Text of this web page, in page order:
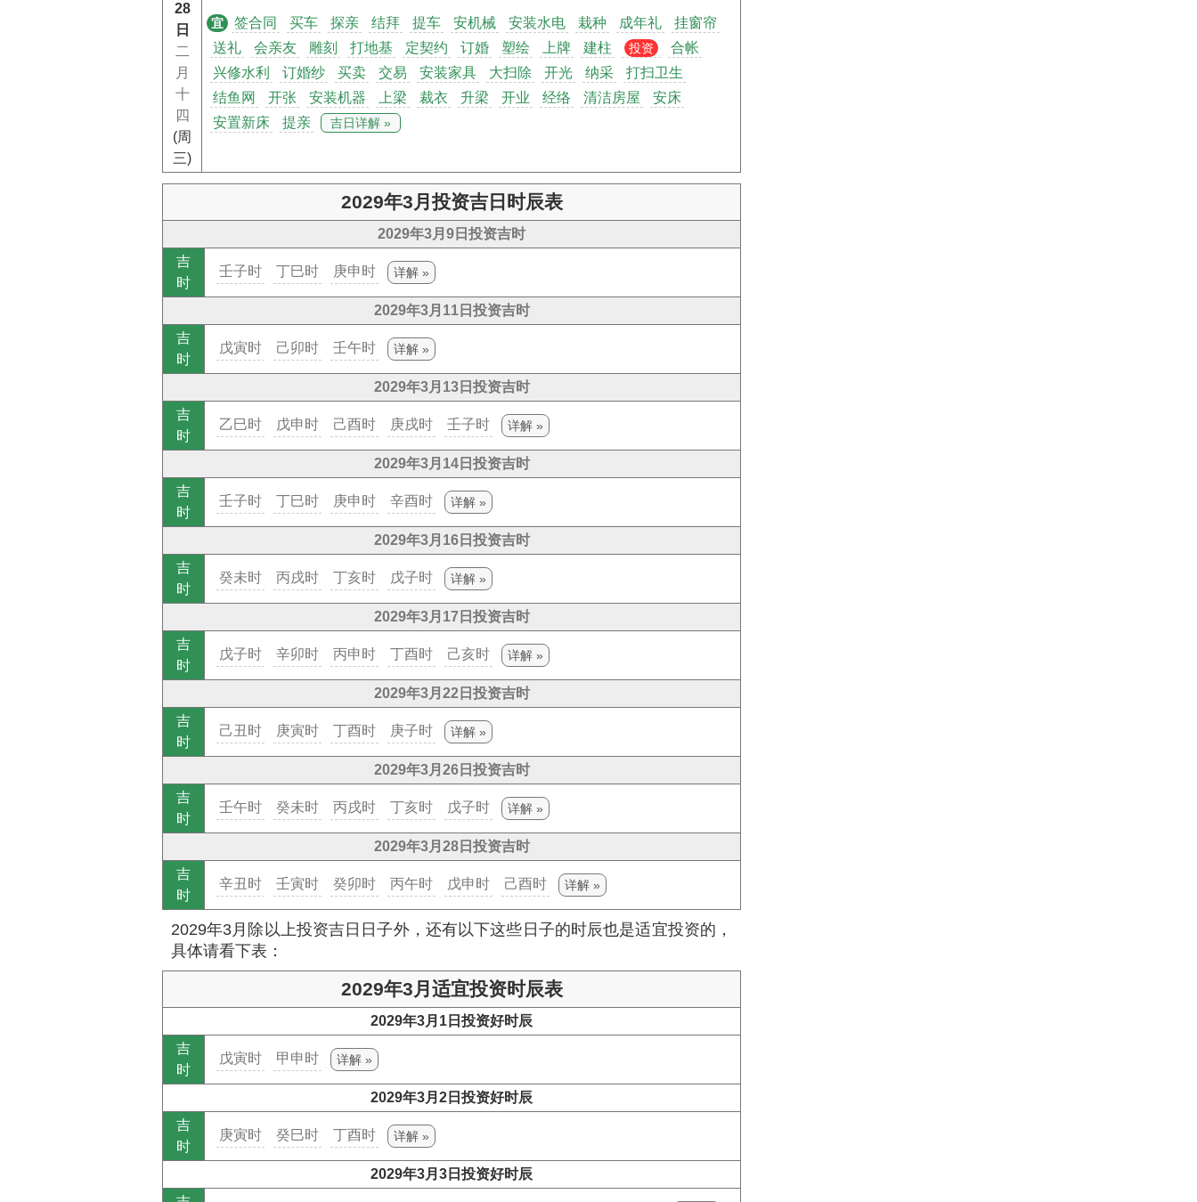
28
日
二
月
十
四
(周
三)
宜 签合同 买车 探亲 结拜 提车 安机械 安装水电 栽种 成年礼
挂窗帘
送礼
会亲友 雕刻 打地基 定契约 订婚 塑绘 上牌 建柱 投资
合帐
兴修水利
订婚纱 买卖 交易 安装家具 大扫除 开光 纳采
打扫卫生
结鱼网
开张 安装机器 上梁 裁衣 升梁 开业 经络 清洁房屋
安床
安置新床
提亲 吉日详解 »
2029年3月投资吉日时辰表
2029年3月9日投资吉时
吉
时
壬子时 丁巳时 庚申时 详解 »
2029年3月11日投资吉时
吉
时
戊寅时 己卯时 壬午时 详解 »
2029年3月13日投资吉时
吉
时
乙巳时 戊申时 己酉时 庚戌时 壬子时 详解 »
2029年3月14日投资吉时
吉
时
壬子时 丁巳时 庚申时 辛酉时 详解 »
2029年3月16日投资吉时
吉
时
癸未时 丙戌时 丁亥时 戊子时 详解 »
2029年3月17日投资吉时
吉
时
戊子时 辛卯时 丙申时 丁酉时 己亥时 详解 »
2029年3月22日投资吉时
吉
时
己丑时 庚寅时 丁酉时 庚子时 详解 »
2029年3月26日投资吉时
吉
时
壬午时 癸未时 丙戌时 丁亥时 戊子时 详解 »
2029年3月28日投资吉时
吉
时
辛丑时 壬寅时 癸卯时 丙午时 戊申时 己酉时 详解 »
2029年3月除以上投资吉日日子外，还有以下这些日子的时辰也是适宜投资的，
具体请看下表：
2029年3月适宜投资时辰表
2029年3月1日投资好时辰
吉
时
戊寅时 甲申时 详解 »
2029年3月2日投资好时辰
吉
时
庚寅时 癸巳时 丁酉时 详解 »
2029年3月3日投资好时辰